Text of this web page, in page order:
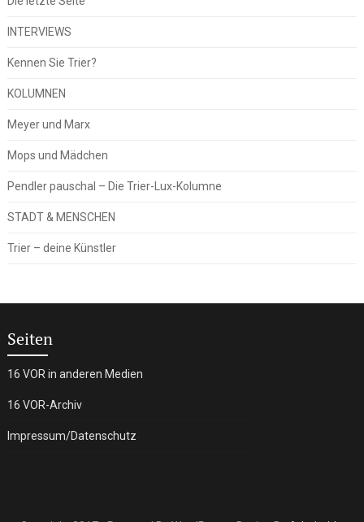
INTERVIEWS
Kennen Sie Trier?
KOLUMNEN
Meyer und Marx
Mops und Mädchen
Pendler pauschal – Die Trier-Lux-Kolumne
STADT & MENSCHEN
Trier – deine Künstler
Seiten
16 VOR in anderen Medien
16 VOR-Archiv
Impressum/Datenschutz